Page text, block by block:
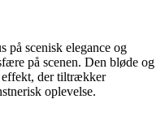
på scenisk elegance og
på scenen. Den bløde og
effekt, der tiltrækker
oplevelse.